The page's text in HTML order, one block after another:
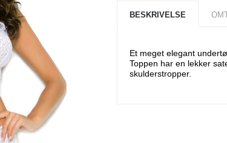
BESKRIVELSE
Et meget elegant
Toppen har en lekker
skulderstropper.